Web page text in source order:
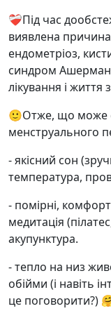
❤️‍🩹Під час
виявлена
ендометріоз,
синдром
лікування і
🙂Отже, що може
менструального
- якісний сон
температура,
- помірні,
медитація
акупунктура.
- тепло на низ
обійми (і навіть
це поговорити?)